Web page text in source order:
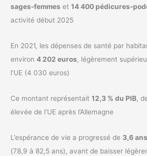
sages-femmes et14 400 pédicures-
activité début 2025
En 2021, les dépenses de santé par
environ4 202 euros, légèrement
l’UE (4 030 euros)
Ce montant représentait12,3 % du PIB,
élevée de l’UE après l’Allemagne
L’espérance de vie a progressé de 3,6 ans
(78,9 à 82,5 ans), avant de baisser